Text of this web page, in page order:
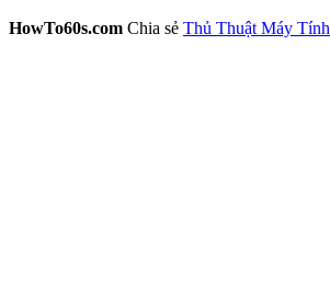
HowTo60s.com Chia sẻ Thủ Thuật Máy Tính